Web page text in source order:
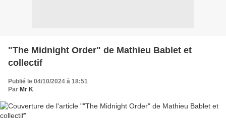
"The Midnight Order" de Mathieu Bablet et
collectif
Publié le 04/10/2024 à 18:51
Par Mr K